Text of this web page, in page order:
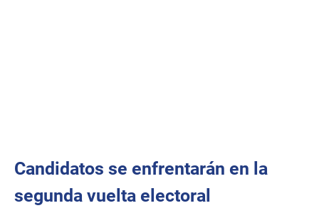
Candidatos se enfrentarán en la
segunda vuelta electoral